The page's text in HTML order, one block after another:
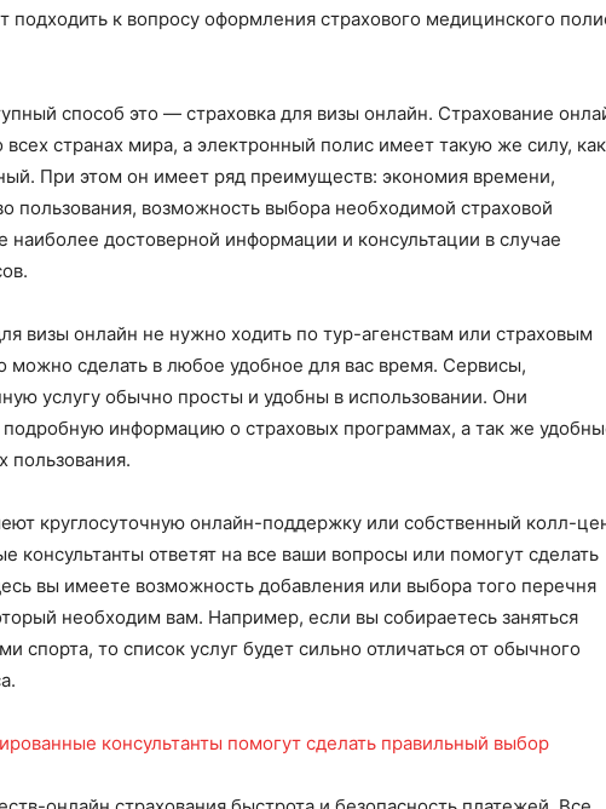
подходить к вопросу оформления страхового медицинского
способ это — страховка для визы онлайн. Страхование
всех странах мира, а электронный полис имеет такую же силу,
При этом он имеет ряд преимуществ: экономия времени,
пользования, возможность выбора необходимой страховой
достоверной информации и консультации в случае
визы онлайн не нужно ходить по тур-агенствам или страховым
можно сделать в любое удобное для вас время. Сервисы,
услугу обычно просты и удобны в использовании. Они
информацию о страховых программах, а так же
пользования.
круглосуточную онлайн-поддержку или собственный колл-
консультанты ответят на все ваши вопросы или помогут сделать
вы имеете возможность добавления или выбора того перечня
необходим вам. Например, если вы собираетесь заняться
спорта, то список услуг будет сильно отличаться от обычного